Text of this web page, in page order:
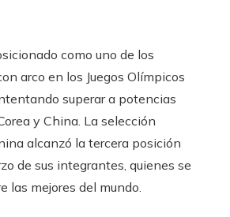
como uno de los
arco en los Juegos Olímpicos
superar a potencias
y China. La selección
alcanzó la tercera posición
de sus integrantes, quienes se
las mejores del mundo.